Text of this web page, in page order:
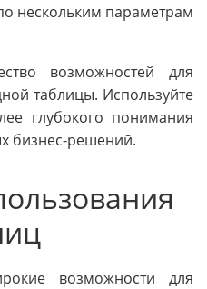
нескольким параметрам
возможностей для
таблицы. Используйте
глубокого понимания
бизнес-решений.
возможности для